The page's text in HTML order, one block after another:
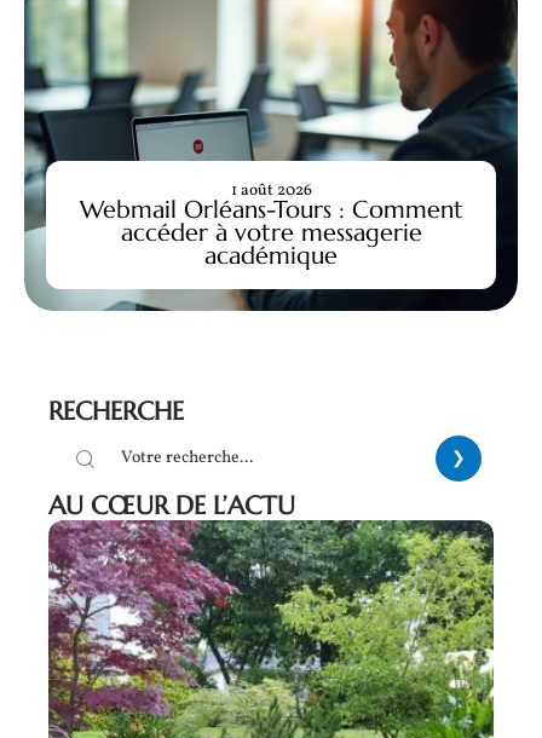
Webmail Orléans-Tours : Comment
accéder à votre messagerie
académique
1 août 2026
RECHERCHE
AU CŒUR DE L’ACTU